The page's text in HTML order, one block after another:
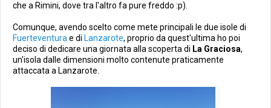
che a Rimini, dove tra l'altro fa pure freddo :p).
Comunque, avendo scelto come mete principali le due isole di
Fuerteventura e di Lanzarote, proprio da quest'ultima ho poi
deciso di dedicare una giornata alla scoperta di La Graciosa,
un'isola dalle dimensioni molto contenute praticamente
attaccata a Lanzarote.